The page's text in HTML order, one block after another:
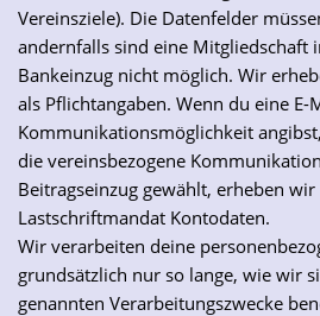
Vereinsziele). Die Datenfelder
andernfalls sind eine Mitgliedschaft
Bankeinzug nicht möglich. Wir
als Pflichtangaben. Wenn du eine E-
Kommunikationsmöglichkeit
die vereinsbezogene
Beitragseinzug gewählt, erheben
Lastschriftmandat Kontodaten.
Wir verarbeiten deine
grundsätzlich nur so lange, wie wir
genannten Verarbeitungszwecke